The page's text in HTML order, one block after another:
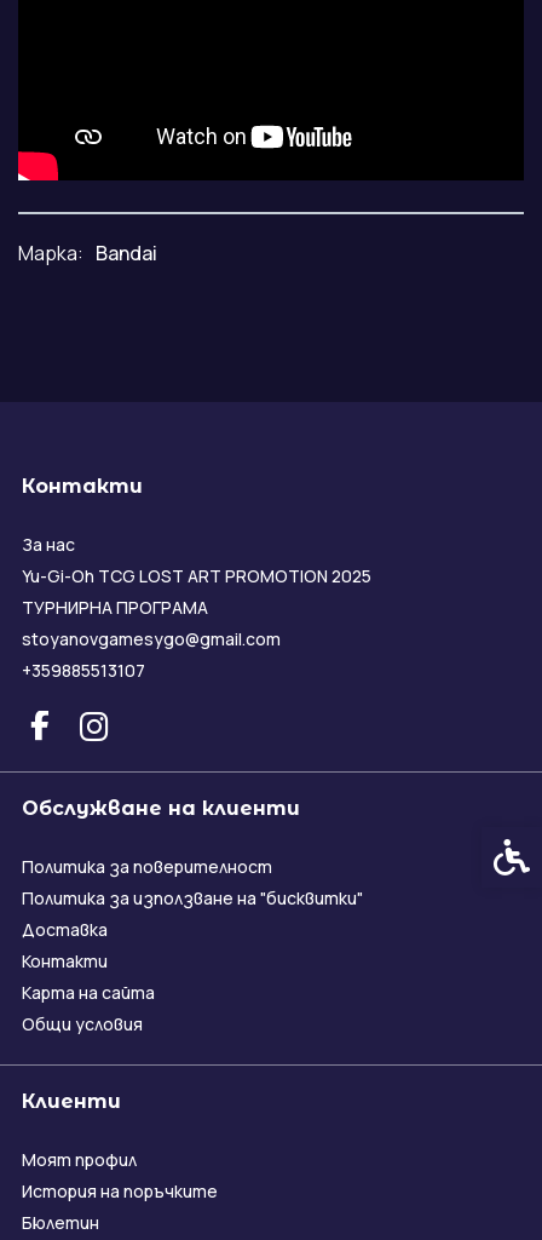
Марка: Bandai
Контакти
За нас
Yu-Gi-Oh TCG LOST ART PROMOTION 2025
ТУРНИРНА ПРОГРАМА
stoyanovgamesygo@gmail.com
+359885513107
Обслужване на клиенти
Политика за поверителност
Политика за използване на "бисквитки"
Доставка
Контакти
Карта на сайта
Общи условия
Клиенти
Моят профил
История на поръчките
Бюлетин